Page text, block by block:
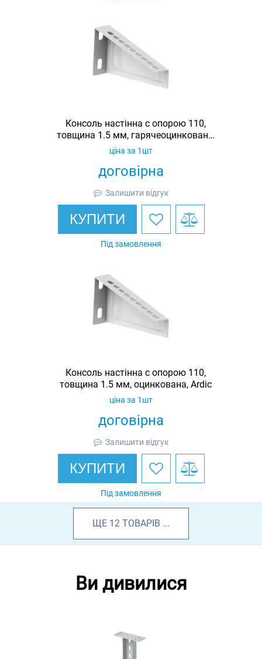
Консоль настінна c опорою 110,
товщина 1.5 мм, гарячеоцинкована,
Ardic
договірна
ціна за 1шт
Залишити відгук
КУПИТИ
Під замовлення
Консоль настінна c опорою 110,
товщина 1.5 мм, оцинкована, Ardic
договірна
ціна за 1шт
Залишити відгук
КУПИТИ
Під замовлення
ЩЕ 12 ТОВАРІВ ...
Ви дивилися